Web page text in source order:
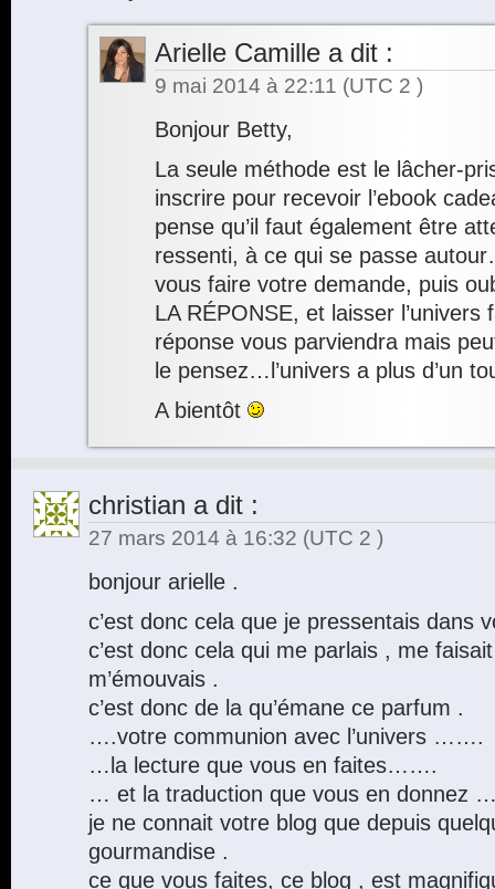
Arielle Camille a dit :
9 mai 2014 à 22:11 (UTC 2 )
Bonjour Betty,
La seule méthode est le lâcher-
inscrire pour recevoir l’ebook
pense qu’il faut également être
ressenti, à ce qui se passe
vous faire votre demande, puis
LA RÉPONSE, et laisser l’univers
réponse vous parviendra mais
le pensez…l’univers a plus d’un
A bientôt
christian a dit :
27 mars 2014 à 16:32 (UTC 2 )
bonjour arielle .
c’est donc cela que je pressentais dans
c’est donc cela qui me parlais , me
m’émouvais .
c’est donc de la qu’émane ce parfum .
….votre communion avec l’univers …….
…la lecture que vous en faites…….
… et la traduction que vous en donnez
je ne connait votre blog que depuis
gourmandise .
ce que vous faites, ce blog , est